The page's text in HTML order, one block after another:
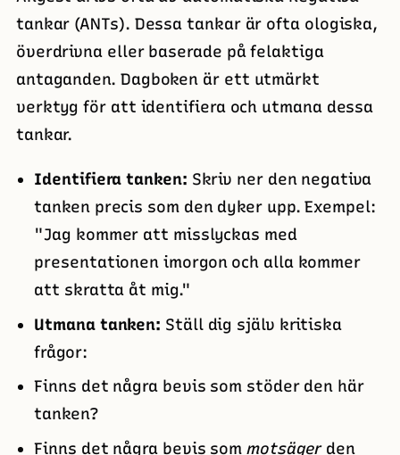
tankar (ANTs). Dessa tankar är ofta ologiska,
överdrivna eller baserade på felaktiga
antaganden. Dagboken är ett utmärkt
verktyg för att identifiera och utmana dessa
tankar.
Identifiera tanken: Skriv ner den negativa
tanken precis som den dyker upp. Exempel:
"Jag kommer att misslyckas med
presentationen imorgon och alla kommer
att skratta åt mig."
Utmana tanken: Ställ dig själv kritiska
frågor:
Finns det några bevis som stöder den här
tanken?
Finns det några bevis sommotsägerden